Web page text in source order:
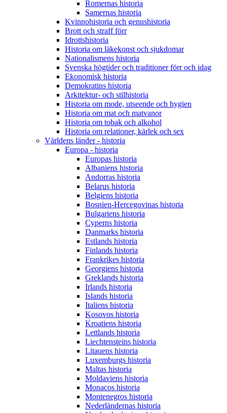
Romernas historia
Samernas historia
Kvinnohistoria och genushistoria
Brott och straff förr
Idrottshistoria
Historia om läkekonst och sjukdomar
Nationalismens historia
Svenska högtider och traditioner förr och idag
Ekonomisk historia
Demokratins historia
Arkitektur- och stilhistoria
Historia om mode, utseende och hygien
Historia om mat och matvanor
Historia om tobak och alkohol
Historia om relationer, kärlek och sex
Världens länder - historia
Europa - historia
Europas historia
Albaniens historia
Andorras historia
Belarus historia
Belgiens historia
Bosnien-Hercegovinas historia
Bulgariens historia
Cyperns historia
Danmarks historia
Estlands historia
Finlands historia
Frankrikes historia
Georgiens historia
Greklands historia
Irlands historia
Islands historia
Italiens historia
Kosovos historia
Kroatiens historia
Lettlands historia
Liechtensteins historia
Litauens historia
Luxemburgs historia
Maltas historia
Moldaviens historia
Monacos historia
Montenegros historia
Nederländernas historia